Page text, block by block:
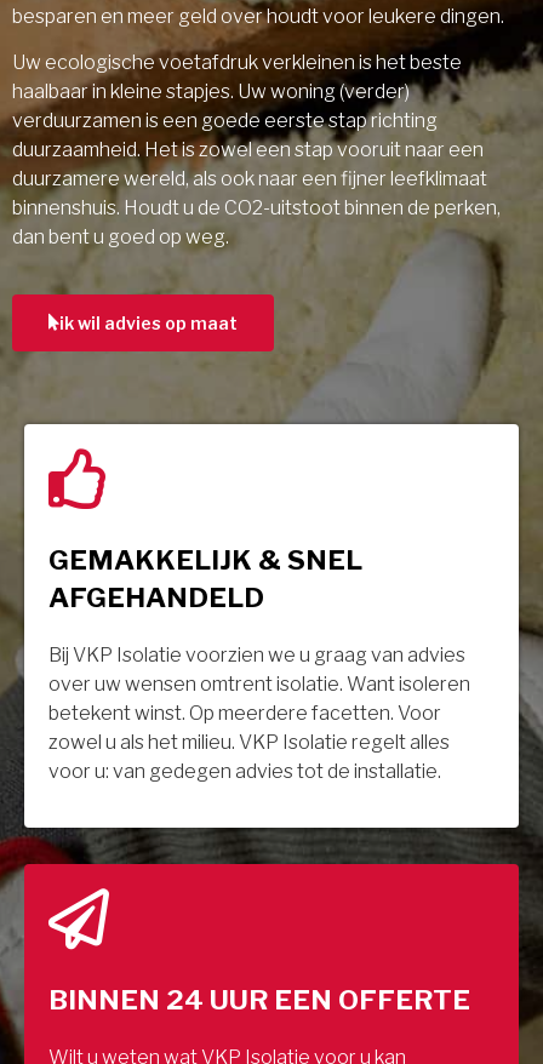
besparen en meer geld over houdt voor leukere dingen.
Uw ecologische voetafdruk verkleinen is het beste
haalbaar in kleine stapjes. Uw woning (verder)
verduurzamen is een goede eerste stap richting
duurzaamheid. Het is zowel een stap vooruit naar een
duurzamere wereld, als ook naar een fijner leefklimaat
binnenshuis. Houdt u de CO2-uitstoot binnen de perken,
dan bent u goed op weg.
ik wil advies op maat
GEMAKKELIJK & SNEL
AFGEHANDELD
Bij VKP Isolatie voorzien we u graag van advies
over uw wensen omtrent isolatie. Want isoleren
betekent winst. Op meerdere facetten. Voor
zowel u als het milieu. VKP Isolatie regelt alles
voor u: van gedegen advies tot de installatie.
BINNEN 24 UUR EEN OFFERTE
Wilt u weten wat VKP Isolatie voor u kan